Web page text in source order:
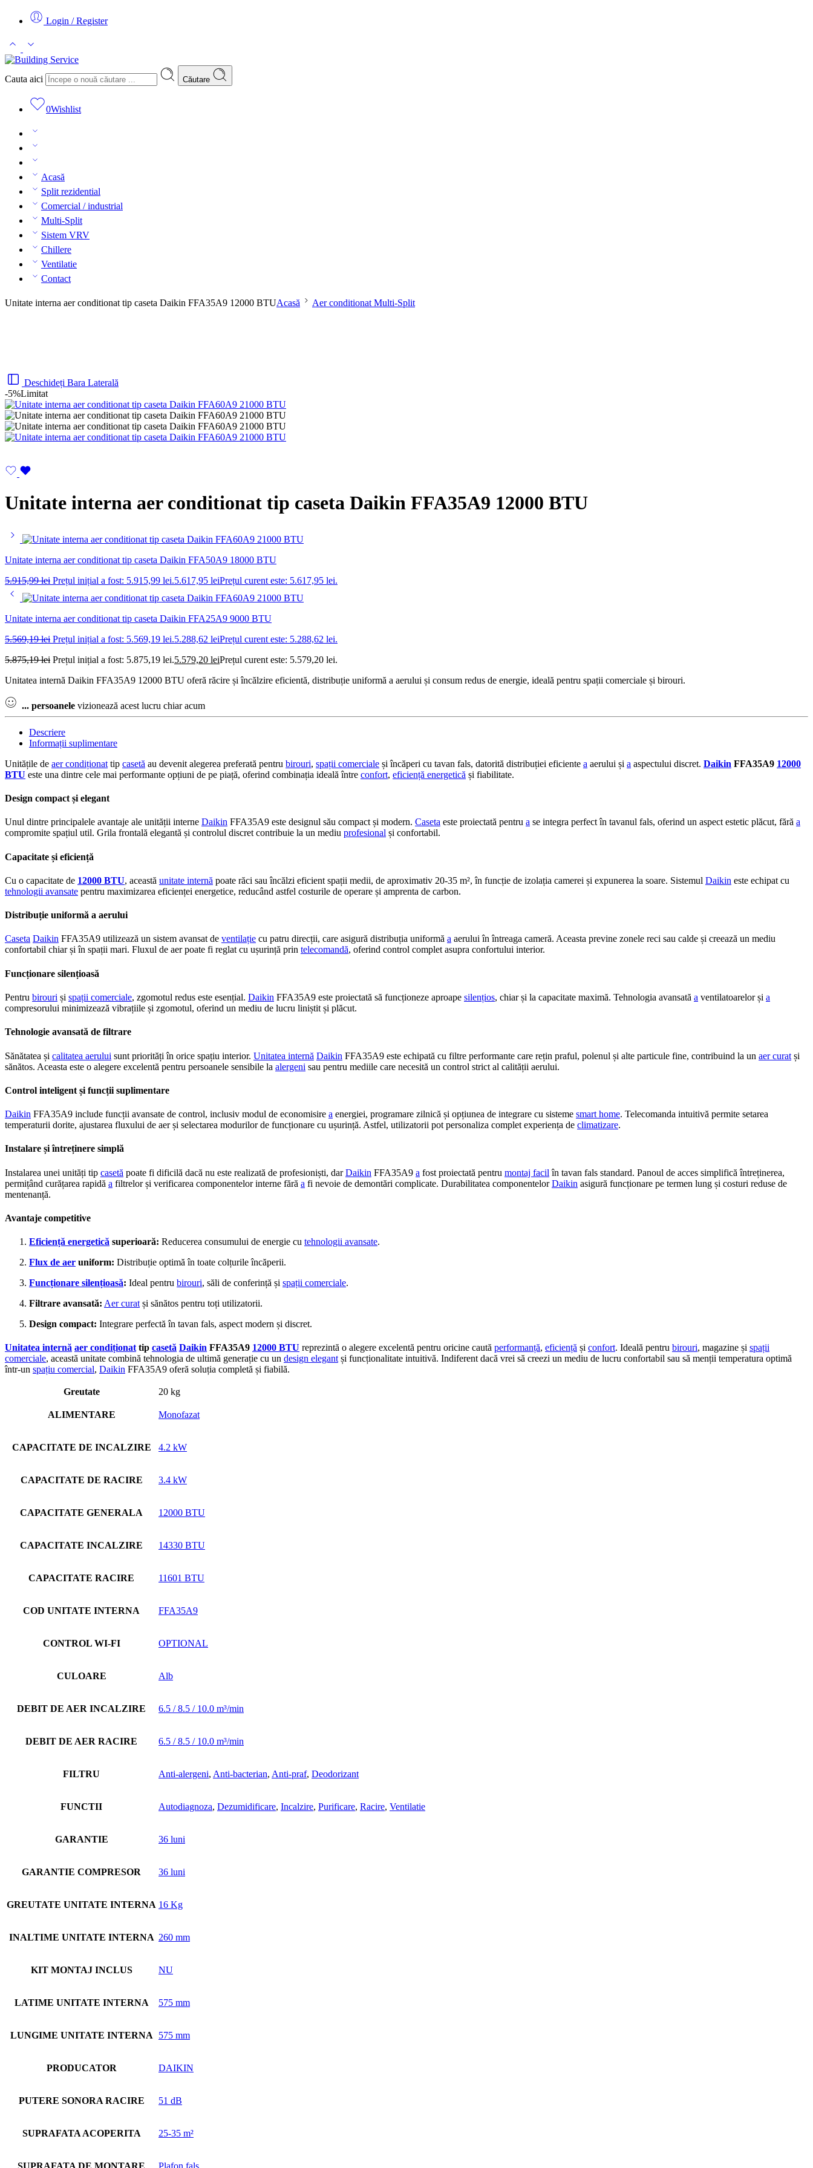
Login / Register
Cauta aici Căutare
0Wishlist
Acasă
Split rezidential
Comercial / industrial
Multi-Split
Sistem VRV
Chillere
Ventilatie
Contact
Unitate interna aer conditionat tip caseta Daikin FFA35A9 12000 BTUAcasă Aer conditionat Multi-Split
Deschideți Bara Laterală
-5%Limitat
Unitate interna aer conditionat tip caseta Daikin FFA35A9 12000 BTU
Unitate interna aer conditionat tip caseta Daikin FFA50A9 18000 BTU
5.915,99lei Prețul inițial a fost: 5.915,99 lei.5.617,95 leiPrețul curent este: 5.617,95 lei.
Unitate interna aer conditionat tip caseta Daikin FFA25A9 9000 BTU
5.569,19lei Prețul inițial a fost: 5.569,19 lei.5.288,62 leiPrețul curent este: 5.288,62 lei.
5.875,19lei Prețul inițial a fost: 5.875,19 lei.5.579,20 leiPrețul curent este: 5.579,20 lei.
Unitatea internă Daikin FFA35A9 12000 BTU oferă răcire și încălzire eficientă, distribuție uniformă a aerului și consum redus de energie, ideală pentru spații comerciale și birouri.
... persoanele vizionează acest lucru chiar acum
Descriere
Informații suplimentare
Unitățile de aer condiționat tip casetă au devenit alegerea preferată pentru birouri, spații comerciale și încăperi cu tavan fals, datorită distribuției eficiente a aerului și a aspectului discret. Daikin FFA35A9 12000
BTU este una dintre cele mai performante opțiuni de pe piață, oferind combinația ideală între confort, eficiență energetică și fiabilitate.
Design compact și elegant
Unul dintre principalele avantaje ale unității interne Daikin FFA35A9 este designul său compact și modern. Caseta este proiectată pentru a se integra perfect în tavanul fals, oferind un aspect estetic plăcut, fără a
compromite spațiul util. Grila frontală elegantă și controlul discret contribuie la un mediu profesional și confortabil.
Capacitate și eficiență
Cu o capacitate de 12000 BTU, această unitate internă poate răci sau încălzi eficient spații medii, de aproximativ 20-35 m², în funcție de izolația camerei și expunerea la soare. Sistemul Daikin este echipat cu
tehnologii avansate pentru maximizarea eficienței energetice, reducând astfel costurile de operare și amprenta de carbon.
Distribuție uniformă a aerului
Caseta Daikin FFA35A9 utilizează un sistem avansat de ventilație cu patru direcții, care asigură distribuția uniformă a aerului în întreaga cameră. Aceasta previne zonele reci sau calde și creează un mediu
confortabil chiar și în spații mari. Fluxul de aer poate fi reglat cu ușurință prin telecomandă, oferind control complet asupra confortului interior.
Funcționare silențioasă
Pentru birouri și spații comerciale, zgomotul redus este esențial. Daikin FFA35A9 este proiectată să funcționeze aproape silențios, chiar și la capacitate maximă. Tehnologia avansată a ventilatoarelor și a
compresorului minimizează vibrațiile și zgomotul, oferind un mediu de lucru liniștit și plăcut.
Tehnologie avansată de filtrare
Sănătatea și calitatea aerului sunt priorități în orice spațiu interior. Unitatea internă Daikin FFA35A9 este echipată cu filtre performante care rețin praful, polenul și alte particule fine, contribuind la un aer curat și
sănătos. Aceasta este o alegere excelentă pentru persoanele sensibile la alergeni sau pentru mediile care necesită un control strict al calității aerului.
Control inteligent și funcții suplimentare
Daikin FFA35A9 include funcții avansate de control, inclusiv modul de economisire a energiei, programare zilnică și opțiunea de integrare cu sisteme smart home. Telecomanda intuitivă permite setarea
temperaturii dorite, ajustarea fluxului de aer și selectarea modurilor de funcționare cu ușurință. Astfel, utilizatorii pot personaliza complet experiența de climatizare.
Instalare și întreținere simplă
Instalarea unei unități tip casetă poate fi dificilă dacă nu este realizată de profesioniști, darDaikin FFA35A9 a fost proiectată pentru montaj facil în tavan fals standard. Panoul de acces simplifică întreținerea,
permițând curățarea rapidă a filtrelor și verificarea componentelor interne fără a fi nevoie de demontări complicate. Durabilitatea componentelorDaikin asigură funcționare pe termen lung și costuri reduse de
mentenanță.
Avantaje competitive
Eficiență energetică superioară: Reducerea consumului de energie cu tehnologii avansate.
Flux de aer uniform: Distribuție optimă în toate colțurile încăperii.
Funcționare silențioasă: Ideal pentru birouri, săli de conferință și spații comerciale.
Filtrare avansată: Aer curat și sănătos pentru toți utilizatorii.
Design compact: Integrare perfectă în tavan fals, aspect modern și discret.
Unitatea internă aer condiționat tip casetă Daikin FFA35A9 12000 BTU reprezintă o alegere excelentă pentru oricine caută performanță, eficiență și confort. Ideală pentru birouri, magazine și spații
comerciale, această unitate combină tehnologia de ultimă generație cu un design elegant și funcționalitate intuitivă. Indiferent dacă vrei să creezi un mediu de lucru confortabil sau să menții temperatura optimă
într-un spațiu comercial, Daikin FFA35A9 oferă soluția completă și fiabilă.
Greutate 20 kg
ALIMENTARE Monofazat
CAPACITATE DE INCALZIRE 4.2 kW
CAPACITATE DE RACIRE 3.4 kW
CAPACITATE GENERALA 12000 BTU
CAPACITATE INCALZIRE 14330 BTU
CAPACITATE RACIRE 11601 BTU
COD UNITATE INTERNA FFA35A9
CONTROL WI-FI OPTIONAL
CULOARE Alb
DEBIT DE AER INCALZIRE 6.5 / 8.5 / 10.0 m³/min
DEBIT DE AER RACIRE 6.5 / 8.5 / 10.0 m³/min
FILTRU Anti-alergeni, Anti-bacterian, Anti-praf, Deodorizant
FUNCTII Autodiagnoza, Dezumidificare, Incalzire, Purificare, Racire, Ventilatie
GARANTIE 36 luni
GARANTIE COMPRESOR 36 luni
GREUTATE UNITATE INTERNA 16 Kg
INALTIME UNITATE INTERNA 260 mm
KIT MONTAJ INCLUS NU
LATIME UNITATE INTERNA 575 mm
LUNGIME UNITATE INTERNA 575 mm
PRODUCATOR DAIKIN
PUTERE SONORA RACIRE 51 dB
SUPRAFATA ACOPERITA 25-35 m²